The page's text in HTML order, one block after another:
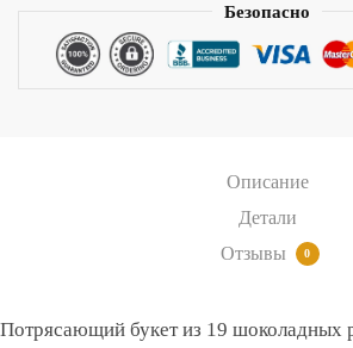
Безопасно
Описание
Детали
Отзывы
0
Потрясающий букет из 19 шоколадных